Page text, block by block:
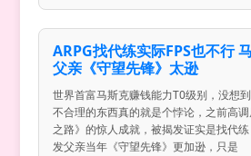
ARPG找代练实际FPS也不行
父亲《守望先锋》太逊
世界首富马斯克赚钱能力T0级别，没想
不合理的东西真的就是个悖论，之前高
之路》的惊人成就，被揭发证实是找代
发父亲当年《守望先锋》更加逊，只是